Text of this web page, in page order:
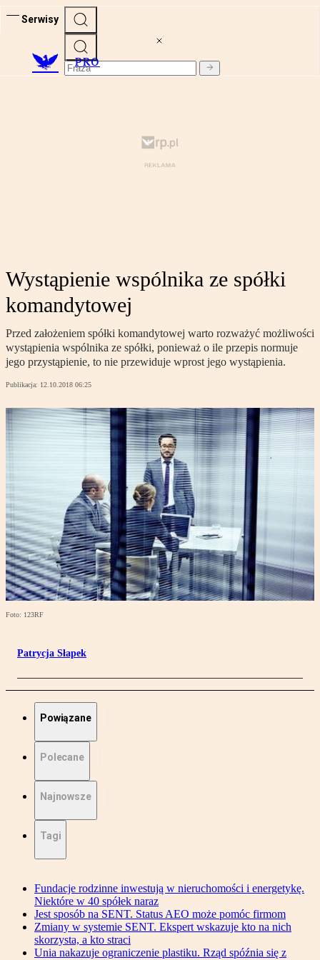
Serwisy
PRO
Wystąpienie wspólnika ze spółki
komandytowej
Przed założeniem spółki komandytowej warto rozważyć możliwości
wystąpienia wspólnika ze spółki, ponieważ o ile przepis normuje
jego przystąpienie, to nie przewiduje wprost jego wystąpienia.
Publikacja: 12.10.2018 06:25
Foto: 123RF
Patrycja Słapek
Powiązane
Polecane
Najnowsze
Tagi
Fundacje rodzinne inwestują w nieruchomości i energetykę.
Niektóre w 40 spółek naraz
Jest sposób na SENT. Status AEO może pomóc firmom
Zmiany w systemie SENT. Ekspert wskazuje kto na nich
skorzysta, a kto straci
Unia nakazuje ograniczenie plastiku. Rząd spóźnia się z